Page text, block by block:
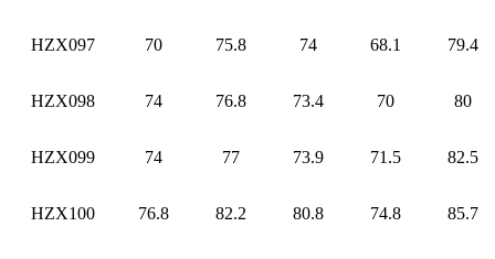
HZX097 70 75.8 74 68.1 79.4
HZX098 74 76.8 73.4 70 80
HZX099 74 77 73.9 71.5 82.5
HZX100 76.8 82.2 80.8 74.8 85.7